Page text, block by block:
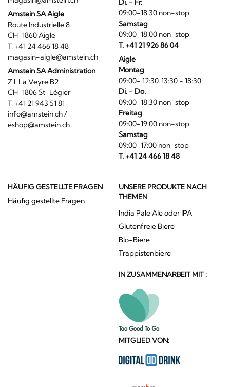
Amstein SA Aigle
Route Industrielle 8
CH-1860 Aigle
T. +41 24 466 18 48
magasin-aigle@amstein.ch
Amstein SA Administration
Z.I. La Veyre B2
CH-1806 St-Légier
T. +41 21 943 51 81
info@amstein.ch/
eshop@amstein.ch
Di. - Fr.
09:00-18:30 non-stop
Samstag
09:00-18:00 non-stop
T. +41 21 926 86 04
Aigle
Montag
09:00- 12:30, 13:30 - 18:30
Di. - Do.
09:00-18:30 non-stop
Freitag
09:00-19:00 non-stop
Samstag
09:00-17:00 non-stop
T. +41 24 466 18 48
HÄUFIG GESTELLTE FRAGEN
Häufig gestellte Fragen
UNSERE PRODUKTE NACH
THEMEN
India Pale Ale oder IPA
Glutenfreie Biere
Bio-Biere
Trappistenbiere
IN ZUSAMMENARBEIT MIT :
MITGLIED VON: